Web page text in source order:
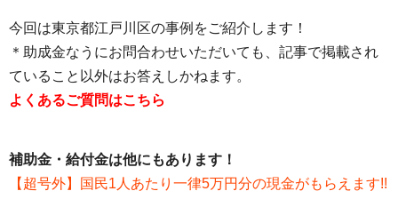
今回は東京都江戸川区の事例をご紹介します！
＊助成金なうにお問合わせいただいても、記事で掲載され
ていること以外はお答えしかねます。
よくあるご質問はこちら
補助金・給付金は他にもあります！
【超号外】国民1人あたり一律5万円分の現金がもらえます!!